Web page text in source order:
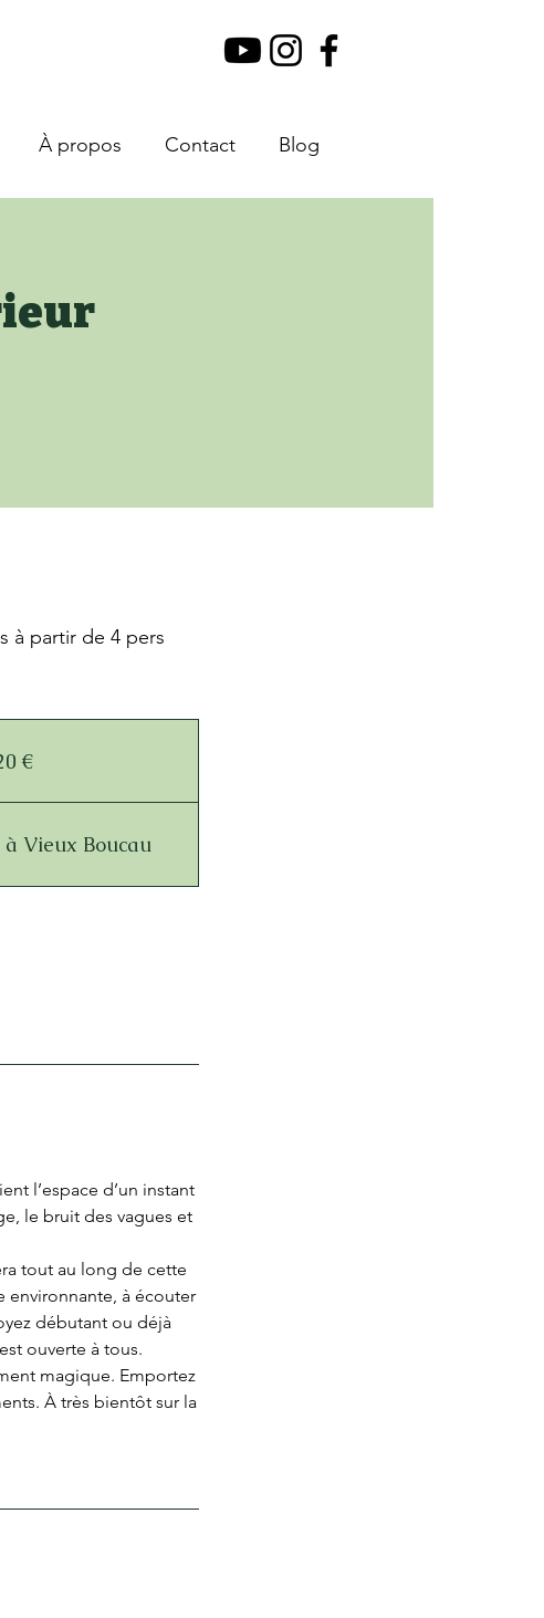
À propos Contact Blog
à partir de 4 pers
€
Vieux Boucau
l’espace d’un instant
le bruit des vagues et
tout au long de cette
environnante, à écouter
débutant ou déjà
ouverte à tous.
magique. Emportez
À très bientôt sur la